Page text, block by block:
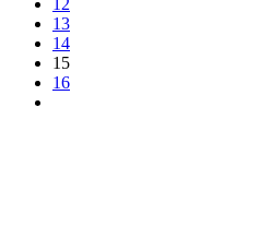
12
13
14
15
16